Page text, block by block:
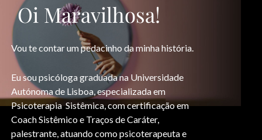
Oi Maravilhosa!
Vou te contar um pedacinho da minha história.
Eu sou psicóloga graduada na Universidade
Autónoma de Lisboa, especializada em
Psicoterapia Sistêmica, com certificação em
Coach Sistêmico e Traços de Caráter,
palestrante, atuando como psicoterapeuta e